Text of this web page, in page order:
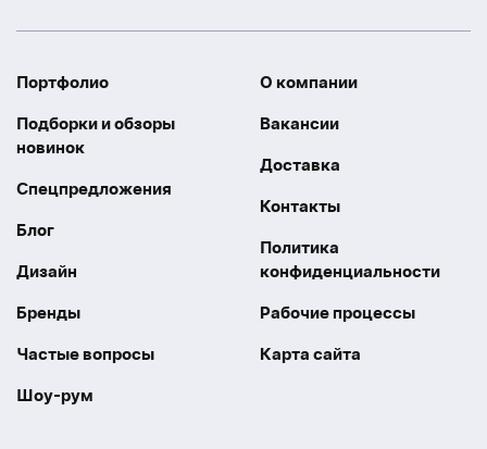
Портфолио
Подборки и обзоры
новинок
Спецпредложения
Блог
Дизайн
Бренды
Частые вопросы
Шоу-рум
О компании
Вакансии
Доставка
Контакты
Политика
конфиденциальности
Рабочие процессы
Карта сайта